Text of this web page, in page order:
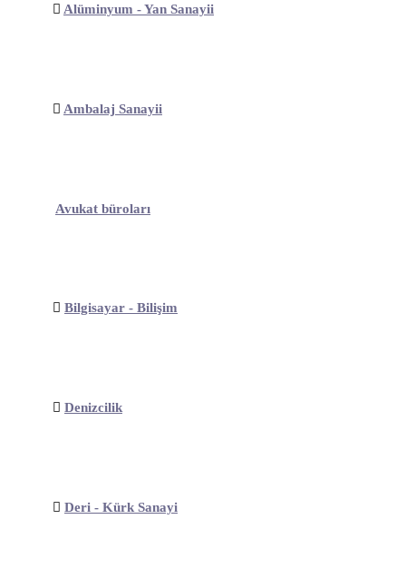
Alüminyum - Yan Sanayii
Ambalaj Sanayii
Avukat büroları
Bilgisayar - Bilişim
Denizcilik
Deri - Kürk Sanayi